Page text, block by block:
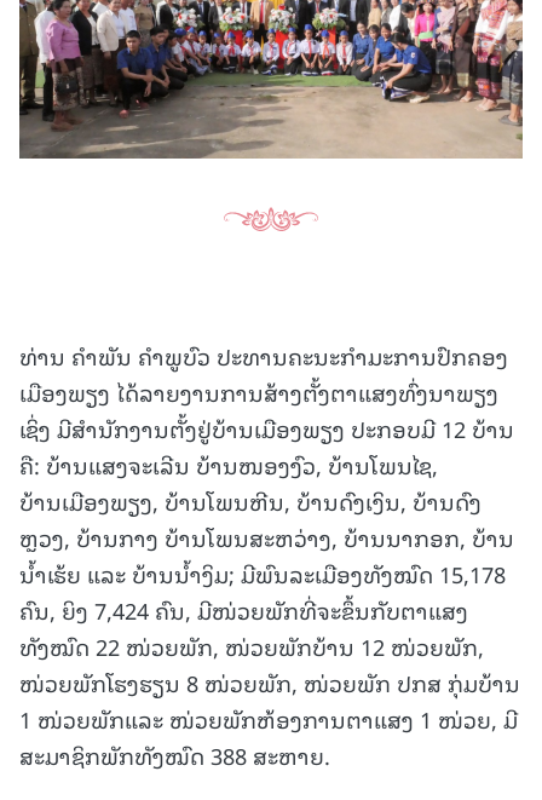
ທ່ານ ຄຳພັນ ຄຳພູບົວ ປະທານຄະນະກຳມະການປົກຄອງ
ເມືອງພຽງ ໄດ້ລາຍງານການສ້າງຕັ້ງຕາແສງທົ່ງນາພຽງ
ເຊິ່ງ ມີສໍານັກງານຕັ້ງຢູ່ບ້ານເມືອງພຽງ ປະກອບມີ 12 ບ້ານ
ຄື: ບ້ານແສງຈະເລີນ ບ້ານໜອງງົວ, ບ້ານໂພນໄຊ,
ບ້ານເມືອງພຽງ, ບ້ານໂພນຫີນ, ບ້ານດົງເງິນ, ບ້ານດົງ
ຫຼວງ, ບ້ານກາງ ບ້ານໂພນສະຫວ່າງ, ບ້ານນາກອກ, ບ້ານ
ນໍ້າເຮ້ຍ ແລະ ບ້ານນໍ້າງິມ; ມີພົນລະເມືອງທັງໝົດ 15,178
ຄົນ, ຍິງ 7,424 ຄົນ, ມີໜ່ວຍພັກທີ່ຈະຂຶ້ນກັບຕາແສງ
ທັງໝົດ 22 ໜ່ວຍພັກ, ໜ່ວຍພັກບ້ານ 12 ໜ່ວຍພັກ,
ໜ່ວຍພັກໂຮງຮຽນ 8 ໜ່ວຍພັກ, ໜ່ວຍພັກ ປກສ ກຸ່ມບ້ານ
1 ໜ່ວຍພັກແລະ ໜ່ວຍພັກຫ້ອງການຕາແສງ 1 ໜ່ວຍ, ມີ
ສະມາຊິກພັກທັງໝົດ 388 ສະຫາຍ.